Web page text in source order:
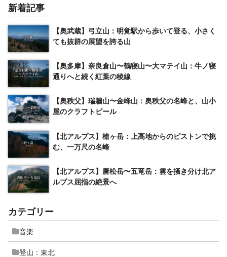
新着記事
【奥武蔵】弓立山：明覚駅から歩いて登る、小さく
ても抜群の展望を誇る山
【奥多摩】奈良倉山〜鶴寝山〜大マテイ山：牛ノ寝
通りへと続く紅葉の稜線
【奥秩父】瑞牆山〜金峰山：奥秩父の名峰と、山小
屋のクラフトビール
【北アルプス】槍ヶ岳：上高地からのピストンで挑
む、一万尺の名峰
【北アルプス】唐松岳〜五竜岳：雲を掻き分け北ア
ルプス屈指の絶景へ
カテゴリー
音楽
登山：東北